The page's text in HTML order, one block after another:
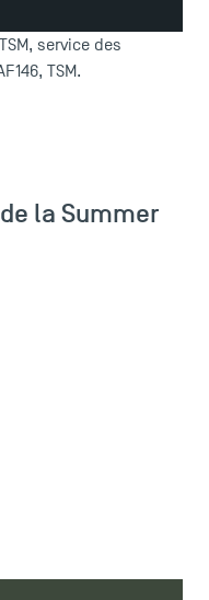
service des
TSM.
la Summer